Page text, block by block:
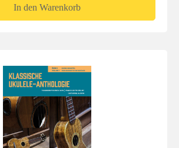
In den Warenkorb